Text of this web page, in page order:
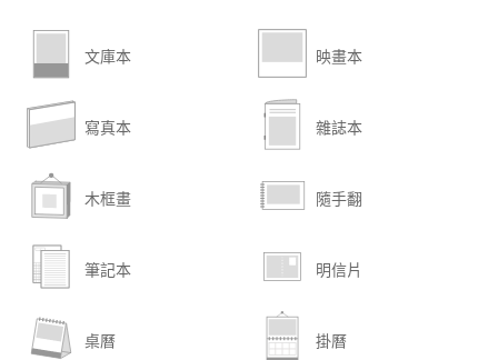
文庫本 映畫本
寫真本 雜誌本
木框畫 隨手翻
筆記本 明信片
桌曆 掛曆